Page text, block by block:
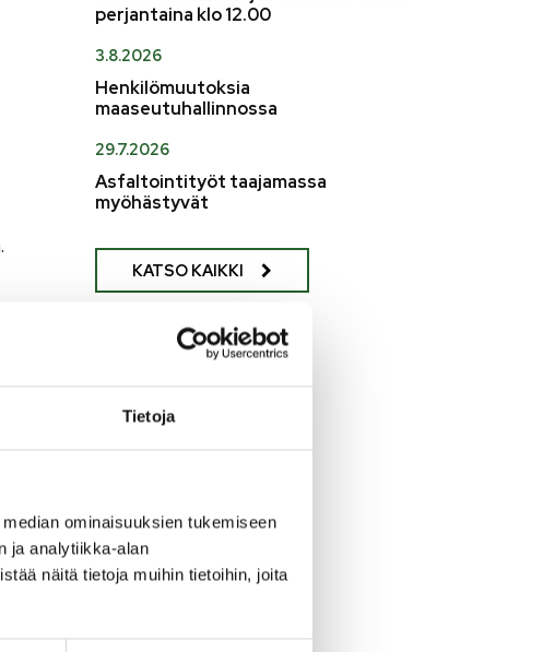
Tietoja
ominaisuuksien tukemiseen
ja analytiikka-alan
näitä tietoja muihin tietoihin, joita
perjantaina klo 12.00
3.8.2026
Henkilömuutoksia
maaseutuhallinnossa
29.7.2026
Asfaltointityöt taajamassa
myöhästyvät
KATSO KAIKKI